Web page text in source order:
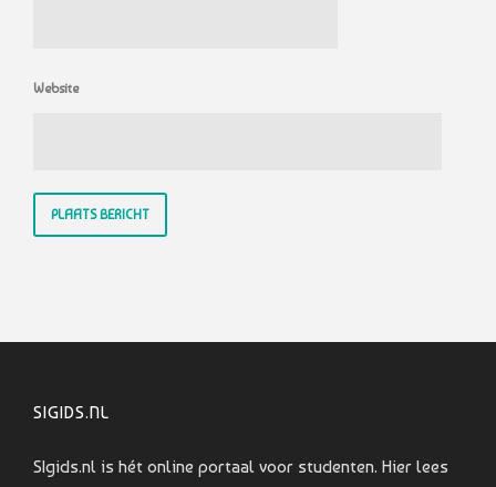
Website
SIGIDS.NL
SIgids.nl is hét online portaal voor studenten. Hier lees